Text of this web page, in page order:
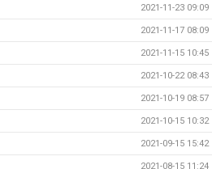
2021-11-23 09:09
2021-11-17 08:09
2021-11-15 10:45
2021-10-22 08:43
2021-10-19 08:57
2021-10-15 10:32
2021-09-15 15:42
2021-08-15 11:24